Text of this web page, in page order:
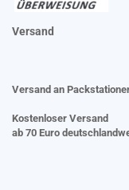
Versand
Versand an
Kostenloser Versand
ab 70 Euro